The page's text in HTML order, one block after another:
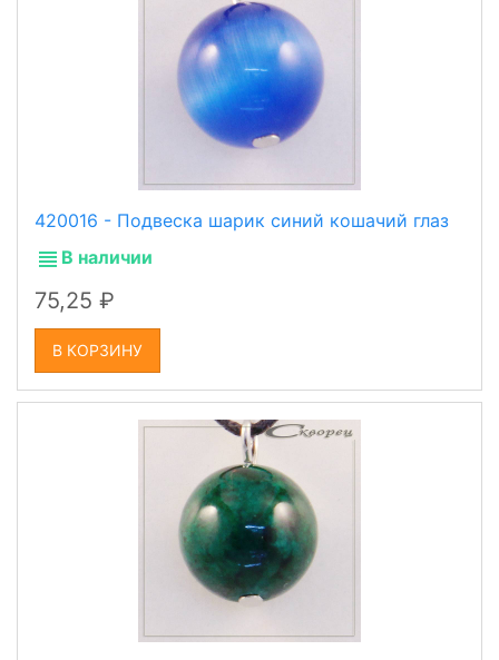
420016 - Подвеска шарик синий кошачий глаз
В наличии
75,25
В КОРЗИНУ